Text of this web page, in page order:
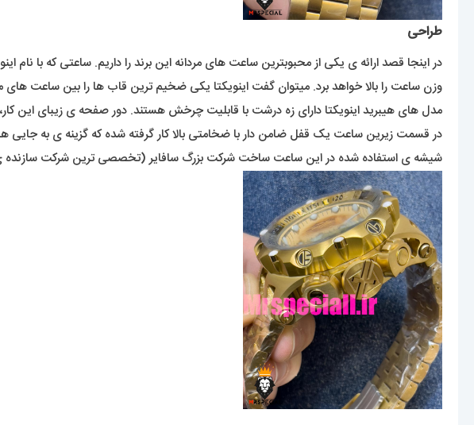
طراحی
در اینجا قصد ارائه ی یکی از محبوبترین ساعت های مردانه این برند را داریم. ساعتی که با نام
وزن ساعت را بالا خواهد برد. میتوان گفت اینویکتا یکی ضخیم ترین قاب ها را بین ساعت های
مدل های هیبرید اینویکتا دارای زه درشت با قابلیت چرخش هستند. دور صفحه ی زیبای این
در قسمت زیرین ساعت یک قفل ضامن دار با ضخامتی بالا کار گرفته شده که گزینه ی به جایی
شیشه ی استفاده شده در این ساعت ساخت شرکت بزرگ سافایر (تخصصی ترین شرکت